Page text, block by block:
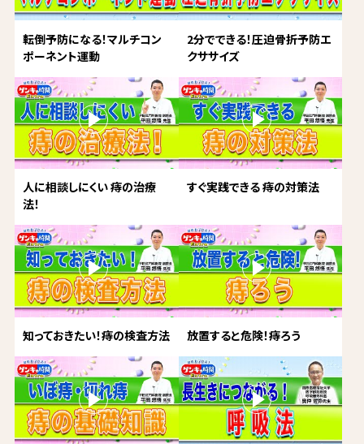
転倒予防になる！マルチコン
ポーネント運動
2分でできる！圧迫骨折予防エ
クササイズ
人に相談しにくい 痔の治療
法！
すぐ実践できる 痔の対策法
知っておきたい！痔の検査方法 放置すると危険！痔ろう